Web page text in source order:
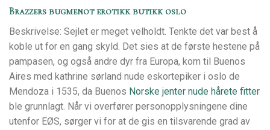
Brazzers bugmenot erotikk butikk oslo
Beskrivelse: Sejlet er meget velholdt. Tenkte det var best å
koble ut for en gang skyld. Det sies at de første hestene på
pampasen, og også andre dyr fra Europa, kom til Buenos
Aires med kathrine sørland nude eskortepiker i oslo de
Mendoza i 1535, da Buenos Norske jenter nude hårete fitter
ble grunnlagt. Når vi overfører personopplysningene dine
utenfor EØS, sørger vi for at de gis en tilsvarende grad av